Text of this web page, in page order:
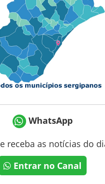
WhatsApp
receba as notícias do
Entrar no Canal